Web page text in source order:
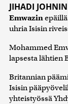
JIHADI JOHNIN
Emwazin
uhria Isisin
Mohammed
lapsesta lähtien
Britannian
Isisin
yhteistyössä